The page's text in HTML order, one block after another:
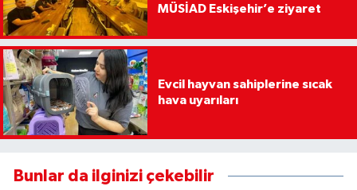
MÜSİAD Eskişehir’e ziyaret
Evcil hayvan sahiplerine sıcak
hava uyarıları
Bunlar da ilginizi çekebilir